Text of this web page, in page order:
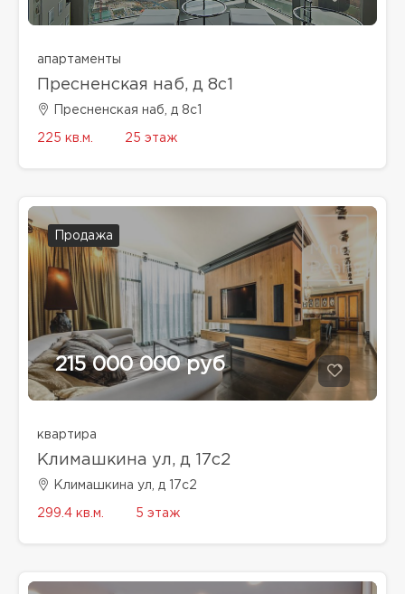
апартаменты
Пресненская наб, д 8с1
Пресненская наб, д 8с1
225 кв.м. 25 этаж
Продажа
215 000 000 руб
квартира
Климашкина ул, д 17с2
Климашкина ул, д 17с2
299.4 кв.м. 5 этаж